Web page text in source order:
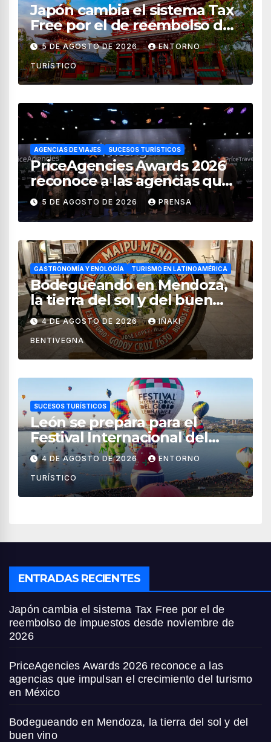
Japón cambia el sistema Tax
Free por el de reembolso de
impuestos desde noviembre
de 2026
5 DE AGOSTO DE 2026 ENTORNO
TURÍSTICO
AGENCIAS DE VIAJES SUCESOS TURÍSTICOS
PriceAgencies Awards 2026
reconoce a las agencias que
impulsan el crecimiento del
turismo en México
5 DE AGOSTO DE 2026 PRENSA
GASTRONOMÍA Y ENOLOGÍA TURISMO EN LATINOAMÉRICA
Bodegueando en Mendoza,
la tierra del sol y del buen
vino
4 DE AGOSTO DE 2026 IÑAKI
BENTIVEGNA
SUCESOS TURÍSTICOS
León se prepara para el
Festival Internacional del
Globo 2026 con pilotos de 25
países
4 DE AGOSTO DE 2026 ENTORNO
TURÍSTICO
ENTRADAS RECIENTES
Japón cambia el sistema Tax Free por el de
reembolso de impuestos desde noviembre de
2026
PriceAgencies Awards 2026 reconoce a las
agencias que impulsan el crecimiento del turismo
en México
Bodegueando en Mendoza, la tierra del sol y del
buen vino